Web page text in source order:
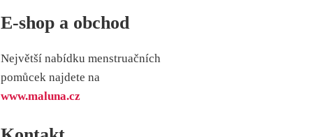
E-shop a obchod
Největší nabídku menstruačních
pomůcek najdete na
www.maluna.cz